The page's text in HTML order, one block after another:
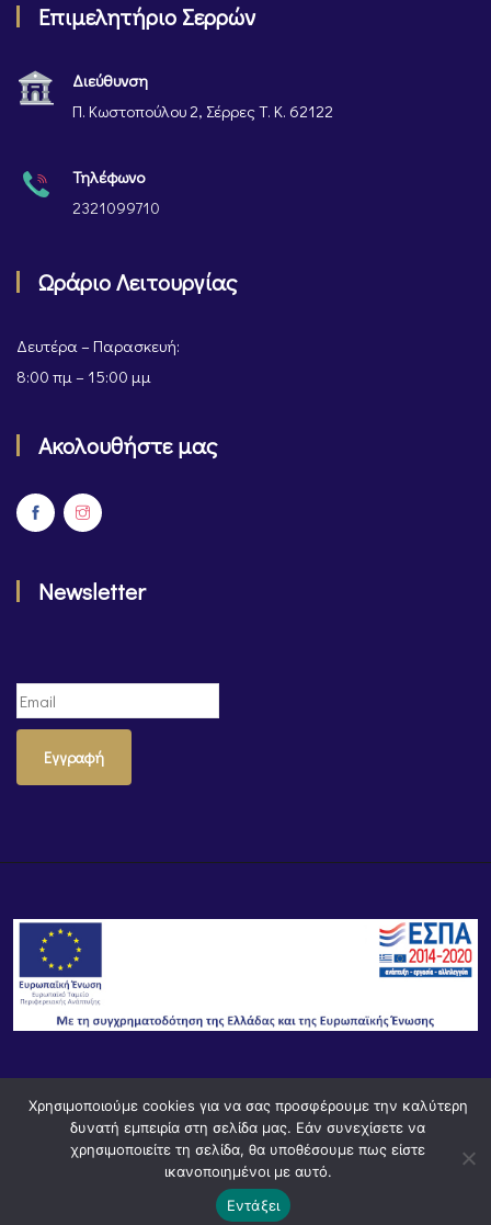
Επιμελητήριο Σερρών
Διεύθυνση
Π. Κωστοπούλου 2, Σέρρες Τ. Κ. 62122
Τηλέφωνο
2321099710
Ωράριο Λειτουργίας
Δευτέρα – Παρασκευή:
8:00 πμ – 15:00 μμ
Ακολουθήστε μας
Newsletter
Εγγραφή
Χρησιμοποιούμε cookies για να σας προσφέρουμε την καλύτερη
δυνατή εμπειρία στη σελίδα μας. Εάν συνεχίσετε να
χρησιμοποιείτε τη σελίδα, θα υποθέσουμε πως είστε
ικανοποιημένοι με αυτό.
Εντάξει